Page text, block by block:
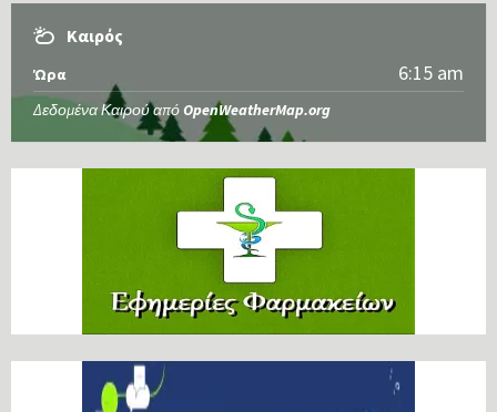
Καιρός
Ώρα 6:15 am
Δεδομένα Καιρού από OpenWeatherMap.org